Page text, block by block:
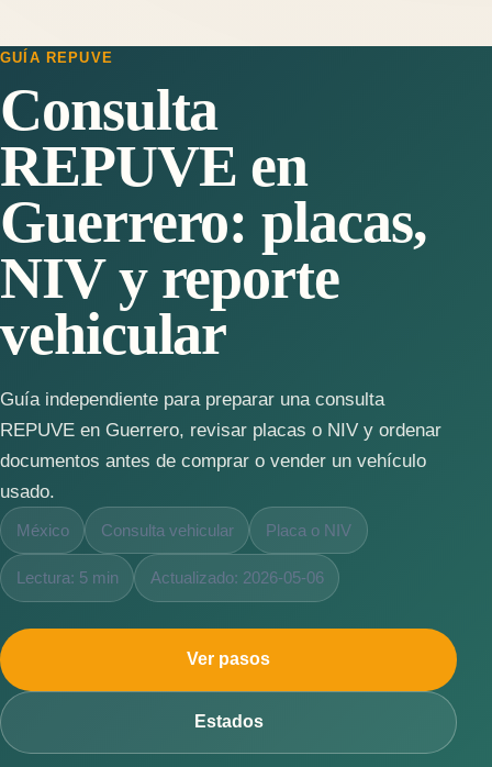
GUÍA REPUVE
Consulta
REPUVE en
Guerrero: placas,
NIV y reporte
vehicular
Guía independiente para preparar una consulta
REPUVE en Guerrero, revisar placas o NIV y ordenar
documentos antes de comprar o vender un vehículo
usado.
México Consulta vehicular Placa o NIV
Lectura: 5 min Actualizado: 2026-05-06
Ver pasos
Estados